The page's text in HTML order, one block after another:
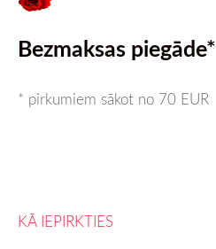
Bezmaksas piegāde*
* pirkumiem sākot no 70 EUR
KĀ IEPIRKTIES